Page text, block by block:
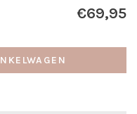
€69,95